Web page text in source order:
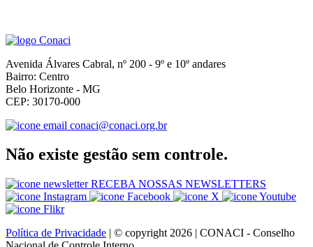
Avenida Álvares Cabral, nº 200 - 9º e 10º andares
Bairro: Centro
Belo Horizonte - MG
CEP: 30170-000
conaci@conaci.org.br
Não existe gestão sem controle.
RECEBA NOSSAS NEWSLETTERS
Política de Privacidade | © copyright 2026 | CONACI - Conselho